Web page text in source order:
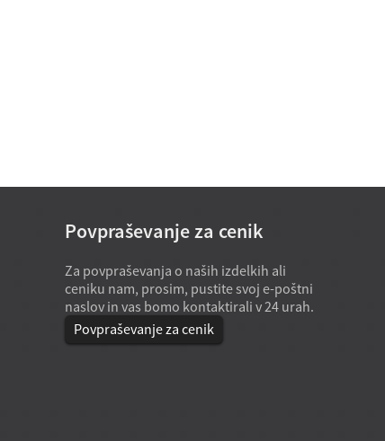
Enoredni cilindrični valjčni
ležaj D 50-460 mm
Povpraševanje za cenik
Za povpraševanja o naših izdelkih ali
ceniku nam, prosim, pustite svoj e-poštni
naslov in vas bomo kontaktirali v 24 urah.
Povpraševanje za cenik
20. 7. 2026
Posebna oprema običajno
nestandardne ležaje po meri,
ni mogoče opremiti s kataloškimi
velikostmi, standardnimi